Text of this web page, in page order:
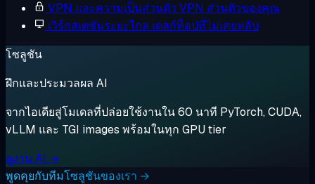
VPN และความเป็นส่วนตัว VPN ส่วนตัวของคุณ
เวิร์กสเตชันระยะไกล เดสก์ท็อปที่ไม่เคยหลับ
โซลูชัน
ฝึกและประมวลผล AI
จากไอเดียสู่โมเดลที่ปล่อยใช้งานใน 60 นาที PyTorch, CUDA,
vLLM และ TGI images พร้อมในทุก GPU tier
ดูงาน AI →
พูดคุยกับทีมโซลูชันของเรา →